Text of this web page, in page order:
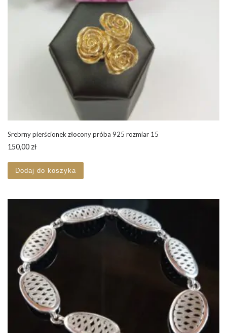
Srebrny pierścionek złocony próba 925 rozmiar 15
150,00 zł
Dodaj do koszyka